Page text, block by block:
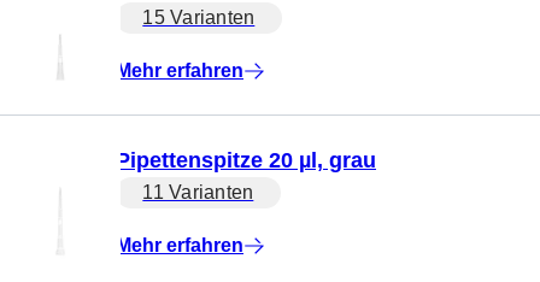
15 Varianten
Mehr erfahren
Pipettenspitze 20 µl, grau
11 Varianten
Mehr erfahren